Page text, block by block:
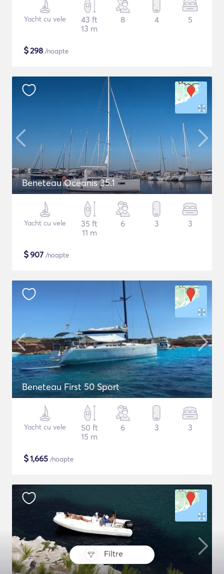
Filtre
Yacht cu vele
43 ft
13 m
8 4 5
$298 /noapte
Beneteau Oceanis 35.1
Yacht cu vele
35 ft
11 m
6 3 3
$907 /noapte
Beneteau First 50 Sport
Yacht cu vele
50 ft
15 m
6 3 3
$1,665 /noapte